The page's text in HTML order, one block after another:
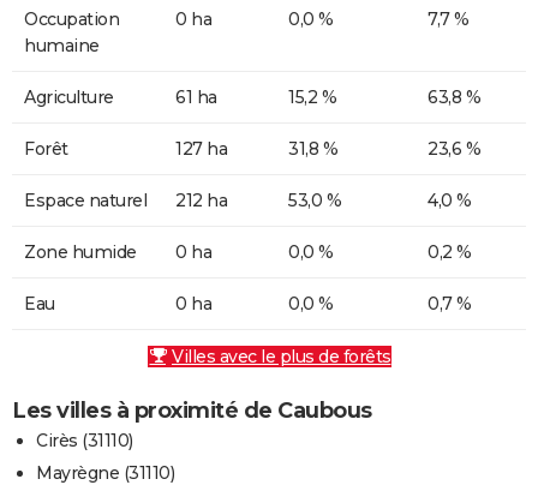
Occupation
humaine
0 ha 0,0 % 7,7 %
Agriculture 61 ha 15,2 % 63,8 %
Forêt 127 ha 31,8 % 23,6 %
Espace naturel 212 ha 53,0 % 4,0 %
Zone humide 0 ha 0,0 % 0,2 %
Eau 0 ha 0,0 % 0,7 %
Villes avec le plus de forêts
Les villes à proximité de Caubous
Cirès (31110)
Mayrègne (31110)